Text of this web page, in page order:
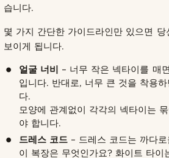
습니다.
몇 가지 간단한 가이드라인만 있으면
보이게 됩니다.
얼굴 너비 – 너무 작은 넥타이를 매
입니다. 반대로, 너무 큰 것을 착용
다.
모양에 관계없이 각각의 넥타이는
야 합니다.
드레스 코드 – 드레스 코드는 까다
이 복장은 무엇인가요? 화이트 타이